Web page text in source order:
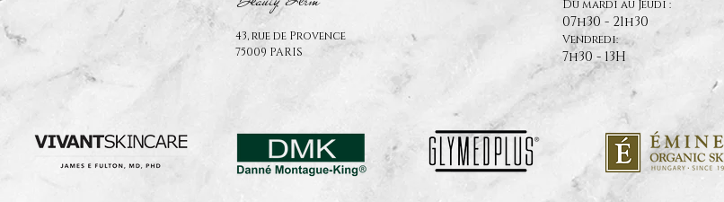
43, rue de Provence
75009 PARIS
Du mardi au Jeudi :
07h30 - 21h30
Vendredi:
7h30 - 13H